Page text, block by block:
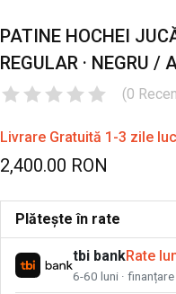
PATINE HOCHEI
REGULAR · NEGRU /
(0
Livrare Gratuită 1-3 zile
2,400.00 RON
Plătește în rate
tbi bankRate
6-60 luni ·